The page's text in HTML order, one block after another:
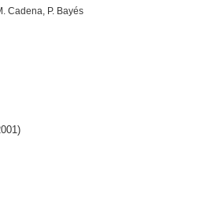
Cadena, P. Bayés